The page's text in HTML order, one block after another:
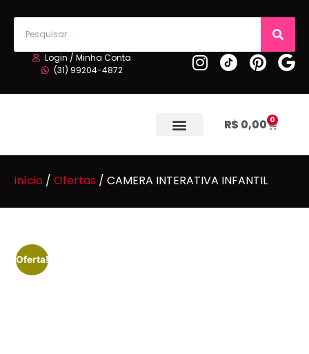
Login / Minha Conta
(31) 99204-4872
R$ 0,00 0
Início / Ofertas / CAMERA INTERATIVA INFANTIL
Oferta!